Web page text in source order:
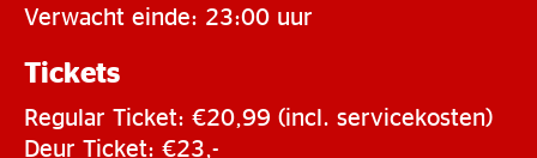
Verwacht einde: 23:00 uur
Tickets
Regular Ticket: €20,99 (incl. servicekosten)
Deur Ticket: €23,-